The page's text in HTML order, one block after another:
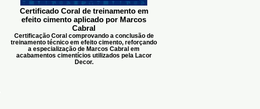
Certificado Coral de treinamento em
efeito cimento aplicado por Marcos
Cabral
Certificação Coral comprovando a conclusão de
treinamento técnico em efeito cimento, reforçando
a especialização de Marcos Cabral em
acabamentos cimentícios utilizados pela Lacor
Decor.